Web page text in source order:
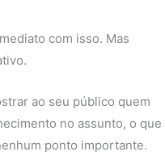
com isso. Mas
ao seu público quem
no assunto, o que
ponto importante.